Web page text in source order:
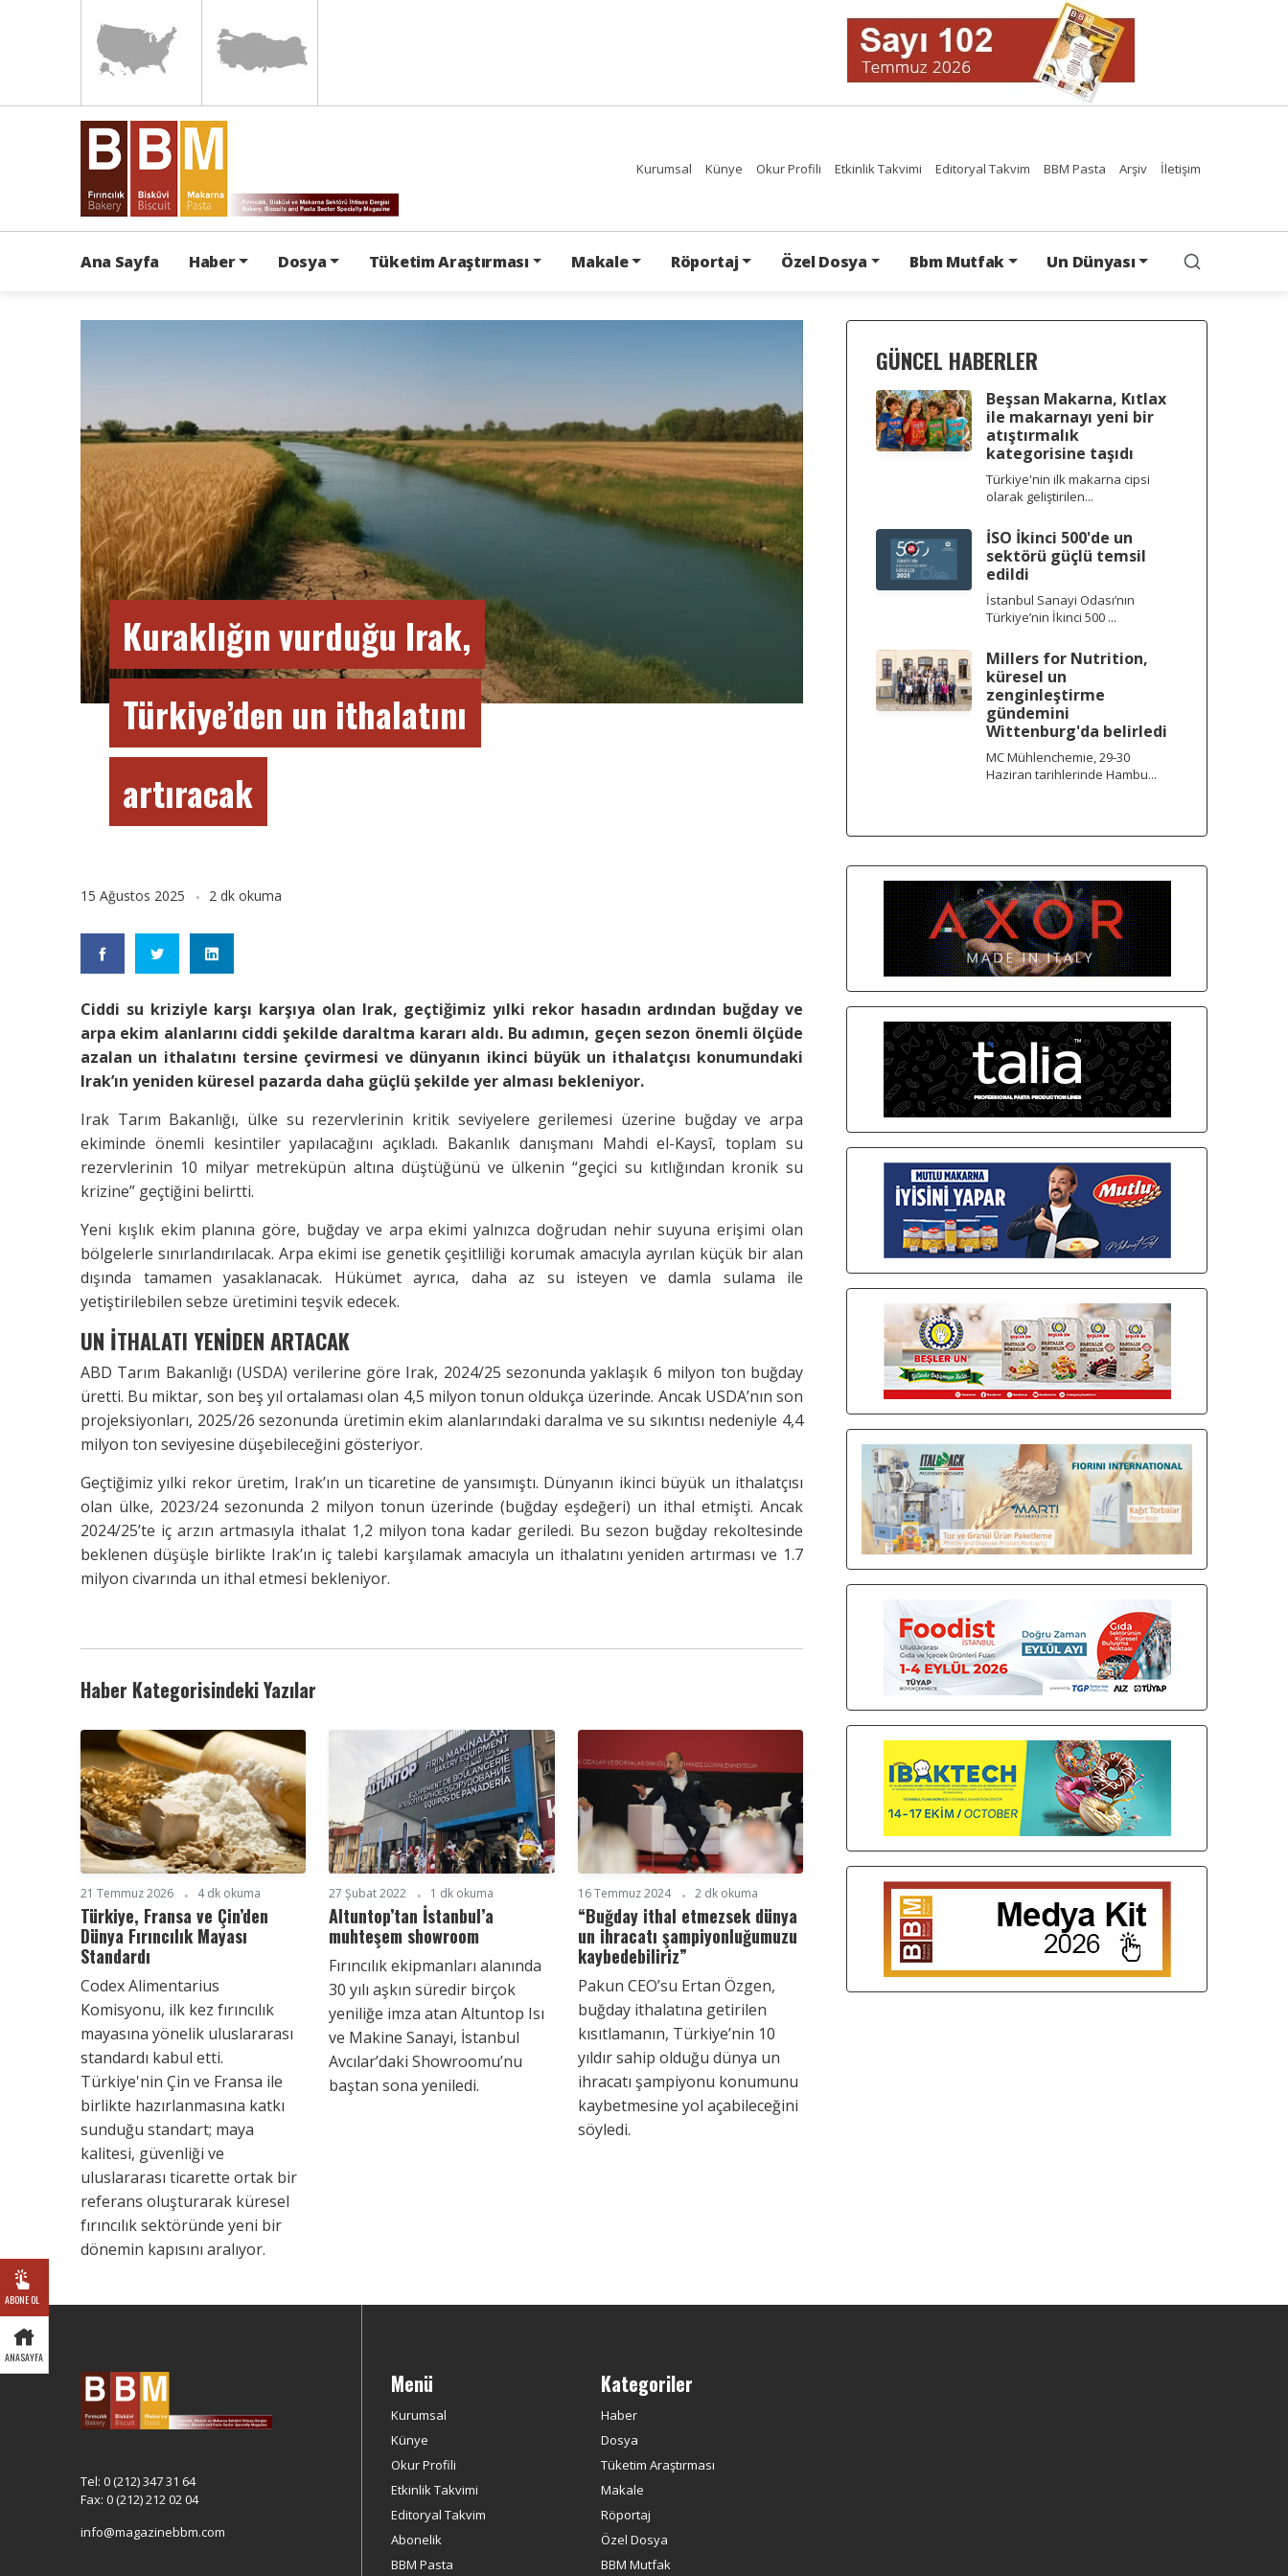
Kurumsal Künye Okur Profili Etkinlik Takvimi Editoryal Takvim BBM Pasta Arşiv İletişim
Ana Sayfa Haber Dosya Tüketim Araştırması Makale Röportaj Özel Dosya Bbm Mutfak Un Dünyası
ABONE OL
ANASAYFA
Kuraklığın vurduğu Irak,
Türkiye’den un ithalatını
artıracak
15 Ağustos 2025 2 dk okuma
Ciddi su kriziyle karşı karşıya olan Irak, geçtiğimiz yılki rekor hasadın ardından buğday ve
arpa ekim alanlarını ciddi şekilde daraltma kararı aldı. Bu adımın, geçen sezon önemli ölçüde
azalan un ithalatını tersine çevirmesi ve dünyanın ikinci büyük un ithalatçısı konumundaki
Irak’ın yeniden küresel pazarda daha güçlü şekilde yer alması bekleniyor.
Irak Tarım Bakanlığı, ülke su rezervlerinin kritik seviyelere gerilemesi üzerine buğday ve arpa
ekiminde önemli kesintiler yapılacağını açıkladı. Bakanlık danışmanı Mahdi el-Kaysî, toplam su
rezervlerinin 10 milyar metreküpün altına düştüğünü ve ülkenin “geçici su kıtlığından kronik su
krizine” geçtiğini belirtti.
Yeni kışlık ekim planına göre, buğday ve arpa ekimi yalnızca doğrudan nehir suyuna erişimi olan
bölgelerle sınırlandırılacak. Arpa ekimi ise genetik çeşitliliği korumak amacıyla ayrılan küçük bir alan
dışında tamamen yasaklanacak. Hükümet ayrıca, daha az su isteyen ve damla sulama ile
yetiştirilebilen sebze üretimini teşvik edecek.
UN İTHALATI YENİDEN ARTACAK
ABD Tarım Bakanlığı (USDA) verilerine göre Irak, 2024/25 sezonunda yaklaşık 6 milyon ton buğday
üretti. Bu miktar, son beş yıl ortalaması olan 4,5 milyon tonun oldukça üzerinde. Ancak USDA’nın son
projeksiyonları, 2025/26 sezonunda üretimin ekim alanlarındaki daralma ve su sıkıntısı nedeniyle 4,4
milyon ton seviyesine düşebileceğini gösteriyor.
Geçtiğimiz yılki rekor üretim, Irak’ın un ticaretine de yansımıştı. Dünyanın ikinci büyük un ithalatçısı
olan ülke, 2023/24 sezonunda 2 milyon tonun üzerinde (buğday eşdeğeri) un ithal etmişti. Ancak
2024/25’te iç arzın artmasıyla ithalat 1,2 milyon tona kadar geriledi. Bu sezon buğday rekoltesinde
beklenen düşüşle birlikte Irak’ın iç talebi karşılamak amacıyla un ithalatını yeniden artırması ve 1.7
milyon civarında un ithal etmesi bekleniyor.
Haber Kategorisindeki Yazılar
21 Temmuz 2026 4 dk okuma
Türkiye, Fransa ve Çin’den
Dünya Fırıncılık Mayası
Standardı
Codex Alimentarius
Komisyonu, ilk kez fırıncılık
mayasına yönelik uluslararası
standardı kabul etti.
Türkiye'nin Çin ve Fransa ile
birlikte hazırlanmasına katkı
sunduğu standart; maya
kalitesi, güvenliği ve
uluslararası ticarette ortak bir
referans oluşturarak küresel
fırıncılık sektöründe yeni bir
dönemin kapısını aralıyor.
27 Şubat 2022 1 dk okuma
Altuntop’tan İstanbul’a
muhteşem showroom
Fırıncılık ekipmanları alanında
30 yılı aşkın süredir birçok
yeniliğe imza atan Altuntop Isı
ve Makine Sanayi, İstanbul
Avcılar’daki Showroomu’nu
baştan sona yeniledi.
16 Temmuz 2024 2 dk okuma
“Buğday ithal etmezsek dünya
un ihracatı şampiyonluğumuzu
kaybedebiliriz”
Pakun CEO’su Ertan Özgen,
buğday ithalatına getirilen
kısıtlamanın, Türkiye’nin 10
yıldır sahip olduğu dünya un
ihracatı şampiyonu konumunu
kaybetmesine yol açabileceğini
söyledi.
GÜNCEL HABERLER
Beşsan Makarna, Kıtlax
ile makarnayı yeni bir
atıştırmalık
kategorisine taşıdı
Türkiye'nin ilk makarna cipsi
olarak geliştirilen...
İSO İkinci 500'de un
sektörü güçlü temsil
edildi
İstanbul Sanayi Odası’nın
Türkiye’nin İkinci 500 ...
Millers for Nutrition,
küresel un
zenginleştirme
gündemini
Wittenburg'da belirledi
MC Mühlenchemie, 29-30
Haziran tarihlerinde Hambu...
Tel: 0 (212) 347 31 64
Fax: 0 (212) 212 02 04
info@magazinebbm.com
Menü
Kurumsal
Künye
Okur Profili
Etkinlik Takvimi
Editoryal Takvim
Abonelik
BBM Pasta
Kategoriler
Haber
Dosya
Tüketim Araştırması
Makale
Röportaj
Özel Dosya
BBM Mutfak